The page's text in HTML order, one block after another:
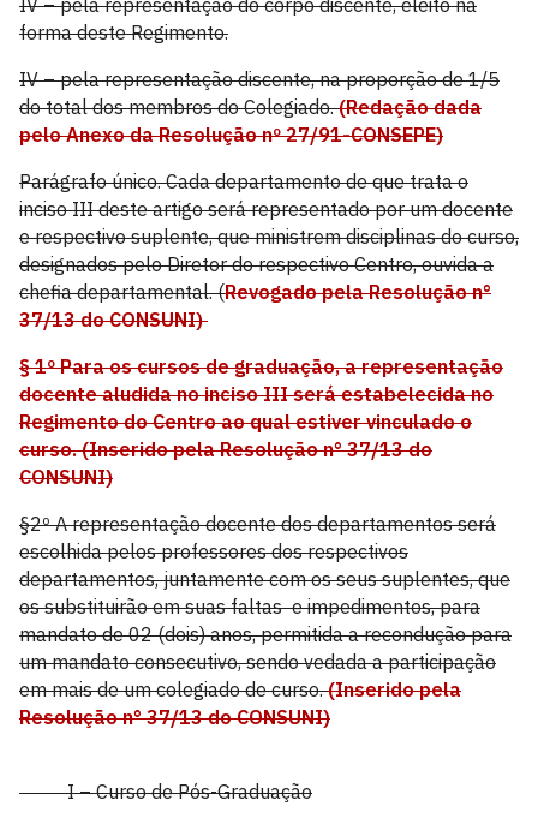
IV – pela representação do corpo discente, eleito na
forma deste Regimento.
IV – pela representação discente, na proporção de 1/5
do total dos membros do Colegiado.(Redação dada
pelo Anexo da Resolução nº 27/91-CONSEPE)
Parágrafo único. Cada departamento de que trata o
inciso III deste artigo será representado por um docente
e respectivo suplente, que ministrem disciplinas do curso,
designados pelo Diretor do respectivo Centro, ouvida a
chefia departamental. (Revogado pela Resolução n°
37/13 do CONSUNI)
§ 1º Para os cursos de graduação, a representação
docente aludida no inciso III será estabelecida no
Regimento do Centro ao qual estiver vinculado o
curso. (Inserido pela Resolução n° 37/13 do
CONSUNI)
§2º A representação docente dos departamentos será
escolhida pelos professores dos respectivos
departamentos, juntamente com os seus suplentes, que
os substituirão em suas faltas e impedimentos, para
mandato de 02 (dois) anos, permitida a recondução para
um mandato consecutivo, sendo vedada a participação
em mais de um colegiado de curso.(Inserido pela
Resolução n° 37/13 do CONSUNI)
I – Curso de Pós-Graduação